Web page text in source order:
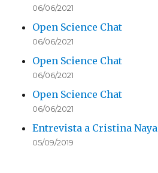
06/06/2021
Open Science Chat
06/06/2021
Open Science Chat
06/06/2021
Open Science Chat
06/06/2021
Entrevista a Cristina Naya
05/09/2019